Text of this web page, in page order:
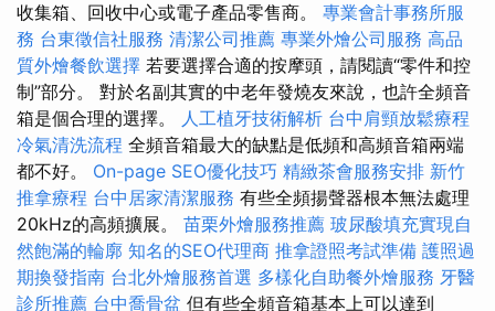
收集箱、回收中心或電子產品零售商。 專業會計事務所服
務 台東徵信社服務 清潔公司推薦 專業外燴公司服務 高品
質外燴餐飲選擇 若要選擇合適的按摩頭，請閱讀“零件和控
制”部分。 對於名副其實的中老年發燒友來說，也許全頻音
箱是個合理的選擇。 人工植牙技術解析 台中肩頸放鬆療程
冷氣清洗流程 全頻音箱最大的缺點是低頻和高頻音箱兩端
都不好。 On-page SEO優化技巧 精緻茶會服務安排 新竹
推拿療程 台中居家清潔服務 有些全頻揚聲器根本無法處理
20kHz的高頻擴展。 苗栗外燴服務推薦 玻尿酸填充實現自
然飽滿的輪廓 知名的SEO代理商 推拿證照考試準備 護照過
期換發指南 台北外燴服務首選 多樣化自助餐外燴服務 牙醫
診所推薦 台中喬骨盆 但有些全頻音箱基本上可以達到